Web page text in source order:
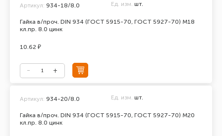
Гайка в/проч. DIN 934 (ГОСТ 5915-70, ГОСТ 5927-70) М18
кл.пр. 8.0 цинк
Артикул: 934-18/8.0 Ед. изм. шт.
10.62 ₽
Гайка в/проч. DIN 934 (ГОСТ 5915-70, ГОСТ 5927-70) М20
кл.пр. 8.0 цинк
Артикул: 934-20/8.0 Ед. изм. шт.